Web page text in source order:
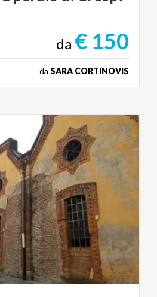
da € 150
da SARA CORTINOVIS